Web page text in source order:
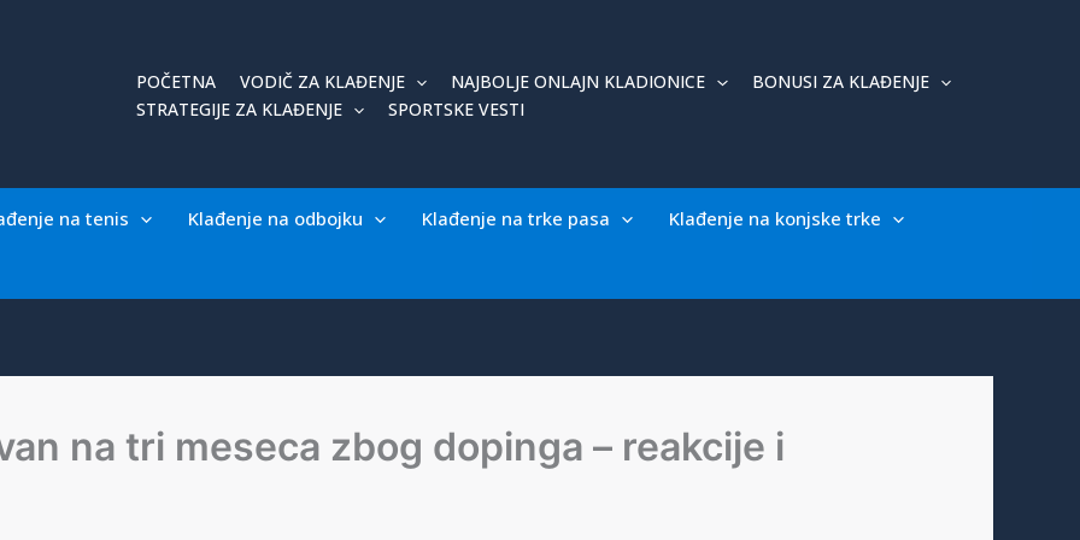
POČETNA VODIČ ZA KLAĐENJE NAJBOLJE ONLAJN KLADIONICE
BONUSI ZA KLAĐENJE
STRATEGIJE ZA KLAĐENJE
SPORTSKE VESTI
na tenis Klađenje na odbojku Klađenje na trke pasa Klađenje na konjske trke
na tri meseca zbog dopinga – reakcije i